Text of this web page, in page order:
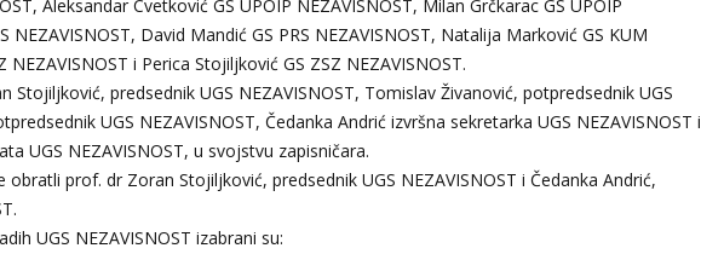
Aleksandar Cvetković GS UPOIP NEZAVISNOST, Milan Grčkarac GS UPOIP
NEZAVISNOST, David Mandić GS PRS NEZAVISNOST, Natalija Marković GS KUM
NEZAVISNOST i Perica Stojiljković GS ZSZ NEZAVISNOST.
Stojiljković, predsednik UGS NEZAVISNOST, Tomislav Živanović, potpredsednik UGS
UGS NEZAVISNOST, Čedanka Andrić izvršna sekretarka UGS NEZAVISNOST i
UGS NEZAVISNOST, u svojstvu zapisničara.
prof. dr Zoran Stojiljković, predsednik UGS NEZAVISNOST i Čedanka Andrić,
UGS NEZAVISNOST izabrani su: